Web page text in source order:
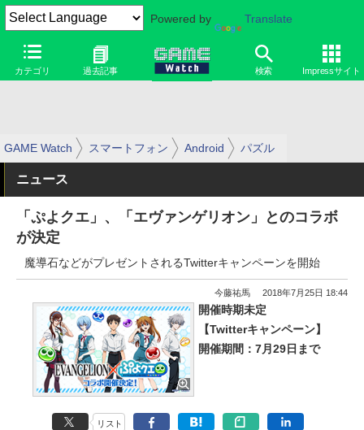
Powered by Translate
カテゴリ 過去記事 検索 Impressサイト
GAME Watch スマートフォン Android パズル
ニュース
「ぷよクエ」、「エヴァンゲリオン」とのコラボ
が決定
魔導石などがプレゼントされるTwitterキャンペーンを開始
今藤祐馬 2018年7月25日 18:44
開催時期未定
【Twitterキャンペーン】
開催期間：7月29日まで
リスト